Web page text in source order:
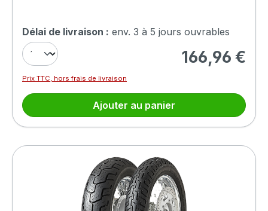
Délai de livraison : env. 3 à 5 jours ouvrables
Prix régulier :
166,96 €
Prix TTC, hors frais de livraison
Ajouter au panier